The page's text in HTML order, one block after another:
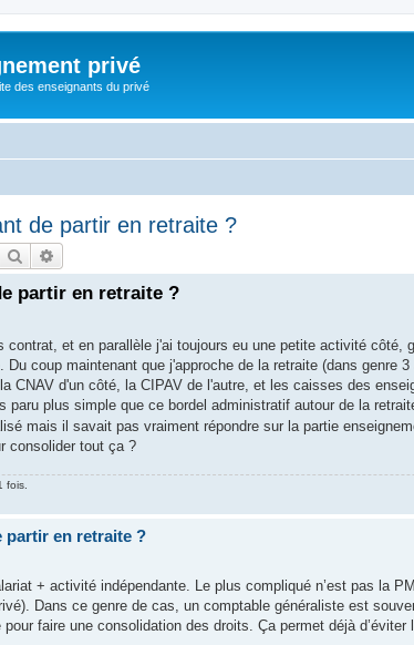
privé
des enseignants du privé
de partir en retraite ?
Rechercher
partir en retraite ?
et en parallèle j'ai toujours eu une petite activité côté,
coup maintenant que j'approche de la retraite (dans genre
CNAV d'un côté, la CIPAV de l'autre, et les caisses des
paru plus simple que ce bordel administratif autour de la
mais il savait pas vraiment répondre sur la partie
consolider tout ça ?
fois.
partir en retraite ?
+ activité indépendante. Le plus compliqué n’est pas la
Dans ce genre de cas, un comptable généraliste est
faire une consolidation des droits. Ça permet déjà